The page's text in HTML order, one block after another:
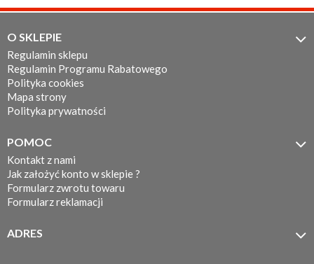
O SKLEPIE 
Regulamin sklepu
Regulamin Programu Rabatowego
Polityka cookies
Mapa strony
Polityka prywatności
POMOC 
Kontakt z nami
Jak założyć konto w sklepie ?
Formularz zwrotu towaru
Formularz reklamacji
ADRES 